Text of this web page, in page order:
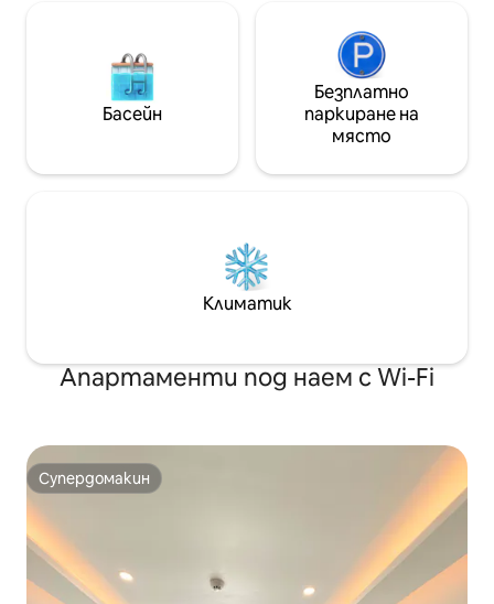
Басейн
Безплатно
паркиране на
място
Климатик
Апартаменти под наем с Wi-Fi
Супердомакин
Супердомакин